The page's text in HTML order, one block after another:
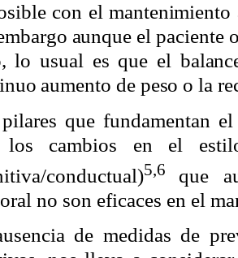
con el
aunque el paciente
lo usual es que el
aumento de peso o la
que fundamentan
los cambios en el
conductual)5,6 que
no son eficaces en el
de medidas de